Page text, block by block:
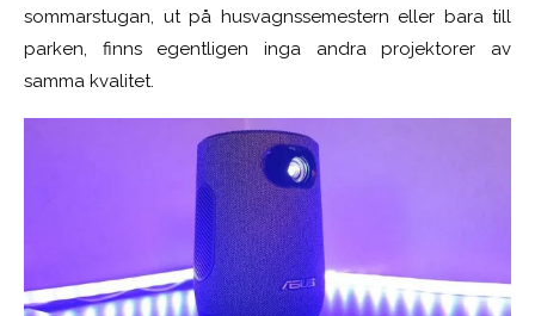
sommarstugan, ut på husvagnssemestern eller bara till
parken, finns egentligen inga andra projektorer av
samma kvalitet.